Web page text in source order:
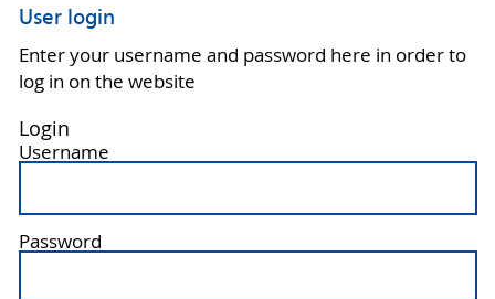
User login
Enter your username and password here in order to
log in on the website
Login
Username
Password